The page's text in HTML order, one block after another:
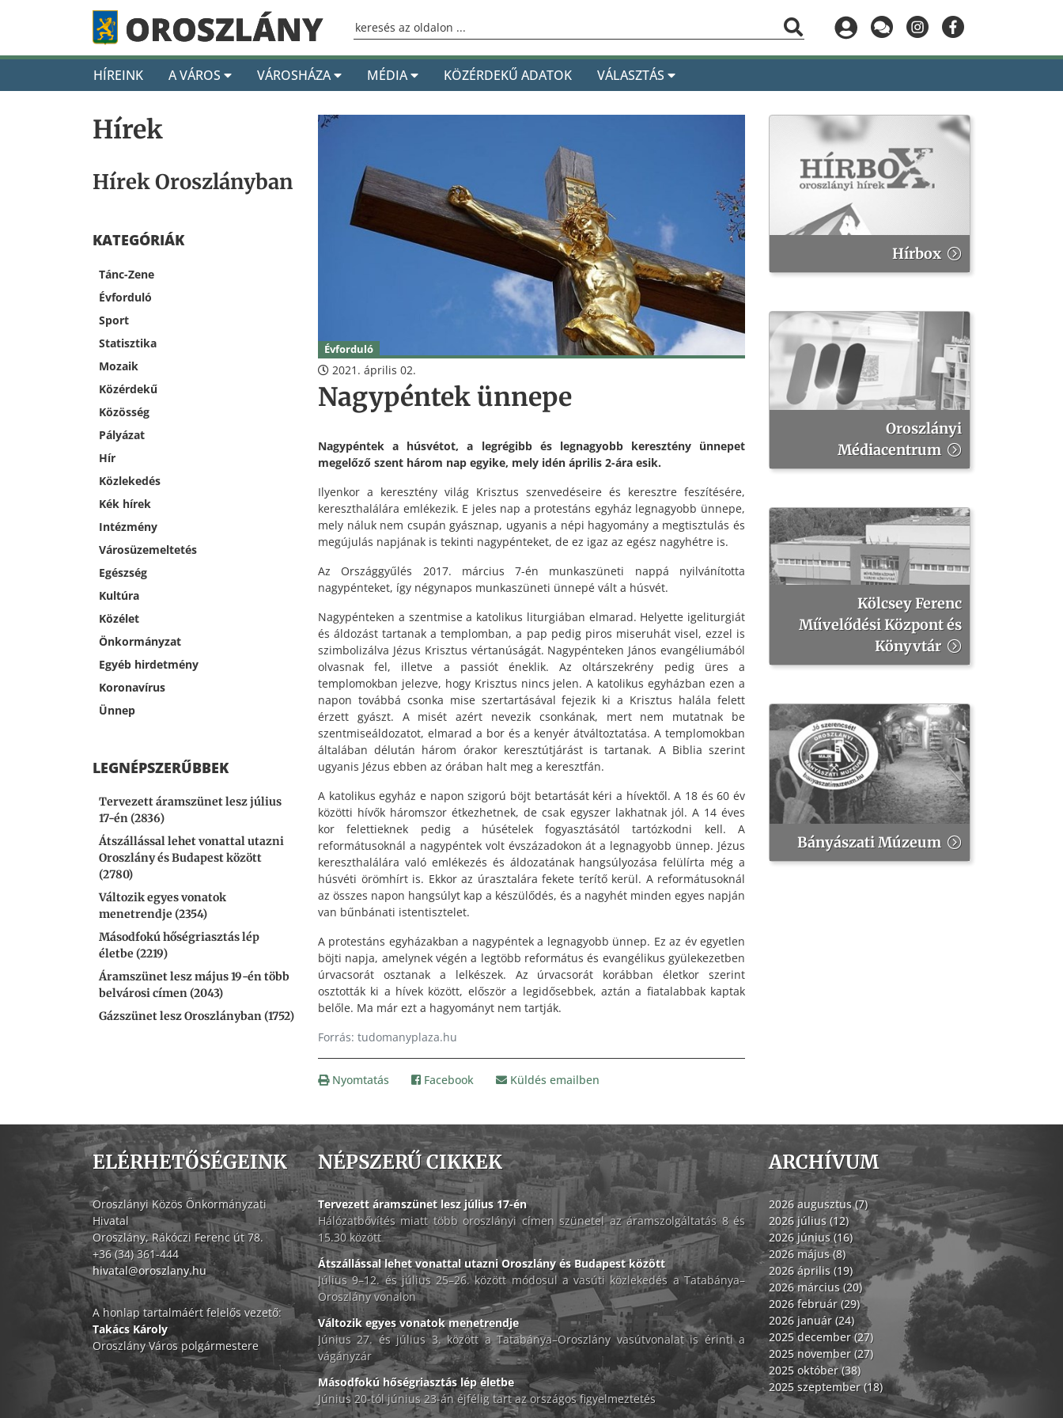
HÍREINK A VÁROS VÁROSHÁZA MÉDIA KÖZÉRDEKŰ ADATOK VÁLASZTÁS
Hírek
Hírek Oroszlányban
KATEGÓRIÁK
Tánc-Zene
Évforduló
Sport
Statisztika
Mozaik
Közérdekű
Közösség
Pályázat
Hír
Közlekedés
Kék hírek
Intézmény
Városüzemeltetés
Egészség
Kultúra
Közélet
Önkormányzat
Egyéb hirdetmény
Koronavírus
Ünnep
LEGNÉPSZERŰBBEK
Tervezett áramszünet lesz július
17-én (2836)
Átszállással lehet vonattal utazni
Oroszlány és Budapest között
(2780)
Változik egyes vonatok
menetrendje (2354)
Másodfokú hőségriasztás lép
életbe (2219)
Áramszünet lesz május 19-én több
belvárosi címen (2043)
Gázszünet lesz Oroszlányban (1752)
Évforduló
2021. április 02.
Nagypéntek ünnepe
Nagypéntek a húsvétot, a legrégibb és legnagyobb keresztény ünnepet
megelőző szent három nap egyike, mely idén április 2-ára esik.
Ilyenkor a keresztény világ Krisztus szenvedéseire és keresztre feszítésére,
kereszthalálára emlékezik. E jeles nap a protestáns egyház legnagyobb ünnepe,
mely náluk nem csupán gyásznap, ugyanis a népi hagyomány a megtisztulás és
megújulás napjának is tekinti nagypénteket, de ez igaz az egész nagyhétre is.
Az Országgyűlés 2017. március 7-én munkaszüneti nappá nyilvánította
nagypénteket, így négynapos munkaszüneti ünnepé vált a húsvét.
Nagypénteken a szentmise a katolikus liturgiában elmarad. Helyette igeliturgiát
és áldozást tartanak a templomban, a pap pedig piros miseruhát visel, ezzel is
szimbolizálva Jézus Krisztus vértanúságát. Nagypénteken János evangéliumából
olvasnak fel, illetve a passiót éneklik. Az oltárszekrény pedig üres a
templomokban jelezve, hogy Krisztus nincs jelen. A katolikus egyházban ezen a
napon továbbá csonka mise szertartásával fejezik ki a Krisztus halála felett
érzett gyászt. A misét azért nevezik csonkának, mert nem mutatnak be
szentmiseáldozatot, elmarad a bor és a kenyér átváltoztatása. A templomokban
általában délután három órakor keresztútjárást is tartanak. A Biblia szerint
ugyanis Jézus ebben az órában halt meg a keresztfán.
A katolikus egyház e napon szigorú böjt betartását kéri a hívektől. A 18 és 60 év
közötti hívők háromszor étkezhetnek, de csak egyszer lakhatnak jól. A 14 éves
kor felettieknek pedig a húsételek fogyasztásától tartózkodni kell. A
reformátusoknál a nagypéntek volt évszázadokon át a legnagyobb ünnep. Jézus
kereszthalálára való emlékezés és áldozatának hangsúlyozása felülírta még a
húsvéti örömhírt is. Ekkor az úrasztalára fekete terítő kerül. A reformátusoknál
az összes napon hangsúlyt kap a készülődés, és a nagyhét minden egyes napján
van bűnbánati istentisztelet.
A protestáns egyházakban a nagypéntek a legnagyobb ünnep. Ez az év egyetlen
böjti napja, amelynek végén a legtöbb református és evangélikus gyülekezetben
úrvacsorát osztanak a lelkészek. Az úrvacsorát korábban életkor szerint
osztották ki a hívek között, először a legidősebbek, aztán a fiatalabbak kaptak
belőle. Ma már ezt a hagyományt nem tartják.
Forrás: tudomanyplaza.hu
Nyomtatás Facebook Küldés emailben
Hírbox
Oroszlányi
Médiacentrum
Kölcsey Ferenc
Művelődési Központ és
Könyvtár
Bányászati Múzeum
ELÉRHETŐSÉGEINK
Oroszlányi Közös Önkormányzati
Hivatal
Oroszlány, Rákóczi Ferenc út 78.
+36 (34) 361-444
hivatal@oroszlany.hu
A honlap tartalmáért felelős vezető:
Takács Károly
Oroszlány Város polgármestere
NÉPSZERŰ CIKKEK
Tervezett áramszünet lesz július 17-én
Hálózatbővítés miatt több oroszlányi címen szünetel az áramszolgáltatás 8 és
15.30 között
Átszállással lehet vonattal utazni Oroszlány és Budapest között
Július 9–12. és július 25–26. között módosul a vasúti közlekedés a Tatabánya–
Oroszlány vonalon
Változik egyes vonatok menetrendje
Június 27. és július 3. között a Tatabánya–Oroszlány vasútvonalat is érinti a
vágányzár
Másodfokú hőségriasztás lép életbe
Június 20-tól június 23-án éjfélig tart az országos figyelmeztetés
ARCHÍVUM
2026 augusztus (7)
2026 július (12)
2026 június (16)
2026 május (8)
2026 április (19)
2026 március (20)
2026 február (29)
2026 január (24)
2025 december (27)
2025 november (27)
2025 október (38)
2025 szeptember (18)